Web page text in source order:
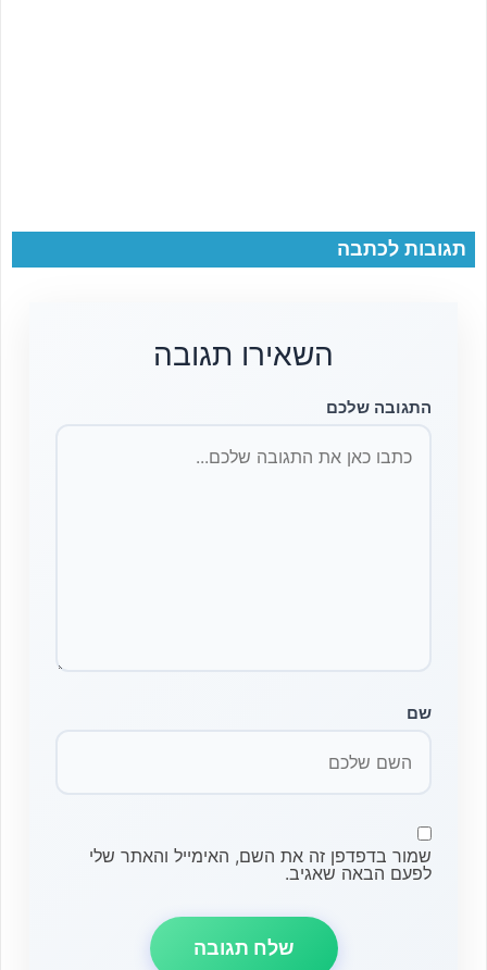
תגובות לכתבה
השאירו תגובה
התגובה שלכם
שם
שמור בדפדפן זה את השם, האימייל והאתר שלי
לפעם הבאה שאגיב.